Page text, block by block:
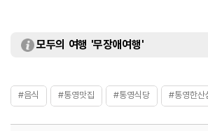
모두의 여행 '무장애여행'
#음식 #통영맛집 #통영식당 #통영한산